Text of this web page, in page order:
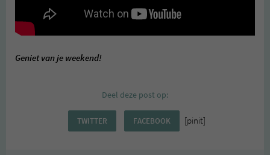
Geniet van je weekend!
Deel deze post op:
TWITTER FACEBOOK [pinit]